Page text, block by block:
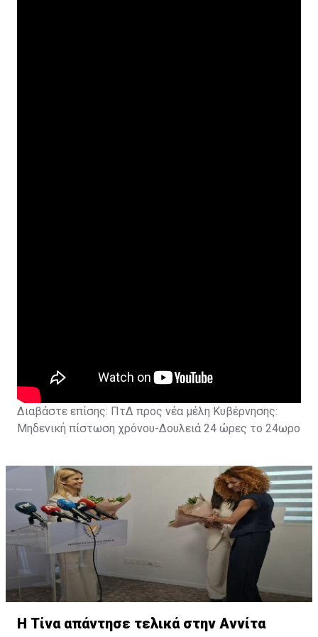
Διαβάστε επίσης: ΠτΔ προς νέα μέλη Κυβέρνησης:
Μηδενική πίστωση χρόνου-Δουλειά 24 ώρες το 24ωρο
Η Τίνα απάντησε τελικά στην Αννίτα